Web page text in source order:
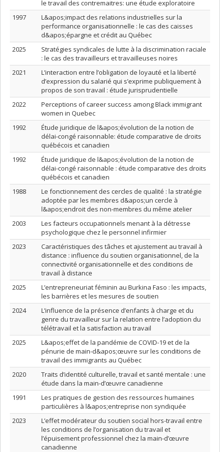
le travail des contremaitres: une étude exploratoire
1997
L&apos;impact des relations industrielles sur la
performance organisationnelle : le cas des caisses
d&apos;épargne et crédit au Québec
2025
Stratégies syndicales de lutte à la discrimination raciale
: le cas des travailleurs et travailleuses noires
2021
L’interaction entre l’obligation de loyauté et la liberté
d’expression du salarié qui s’exprime publiquement à
propos de son travail : étude jurisprudentielle
2022
Perceptions of career success among Black immigrant
women in Quebec
1992
Étude juridique de l&apos;évolution de la notion de
délai-congé raisonnable: étude comparative de droits
québécois et canadien
1992
Étude juridique de l&apos;évolution de la notion de
délai-congé raisonnable : étude comparative des droits
québécois et canadien
1988
Le fonctionnement des cercles de qualité : la stratégie
adoptée par les membres d&apos;un cercle à
l&apos;endroit des non-membres du même atelier
2003
Les facteurs occupationnels menant à la détresse
psychologique chez le personnel infirmier
2023
Caractéristiques des tâches et ajustement au travail à
distance : influence du soutien organisationnel, de la
connectivité organisationnelle et des conditions de
travail à distance
2025
L’entrepreneuriat féminin au Burkina Faso : les impacts,
les barrières et les mesures de soutien
2024
L’influence de la présence d’enfants à charge et du
genre du travailleur sur la relation entre l’adoption du
télétravail et la satisfaction au travail
2025
L&apos;effet de la pandémie de COVID-19 et de la
pénurie de main-d&apos;œuvre sur les conditions de
travail des immigrants au Québec
2020
Traits d’identité culturelle, travail et santé mentale : une
étude dans la main-d’œuvre canadienne
1991
Les pratiques de gestion des ressources humaines
particulières à l&apos;entreprise non syndiquée
2023
L’effet modérateur du soutien social hors-travail entre
les conditions de l’organisation du travail et
l’épuisement professionnel chez la main-d’œuvre
canadienne